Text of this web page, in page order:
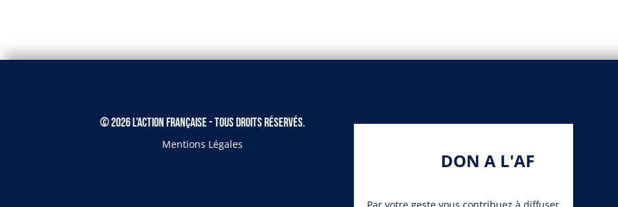
© 2026 L'Action Française - Tous droits réservés.
Mentions Légales
DON A L'AF